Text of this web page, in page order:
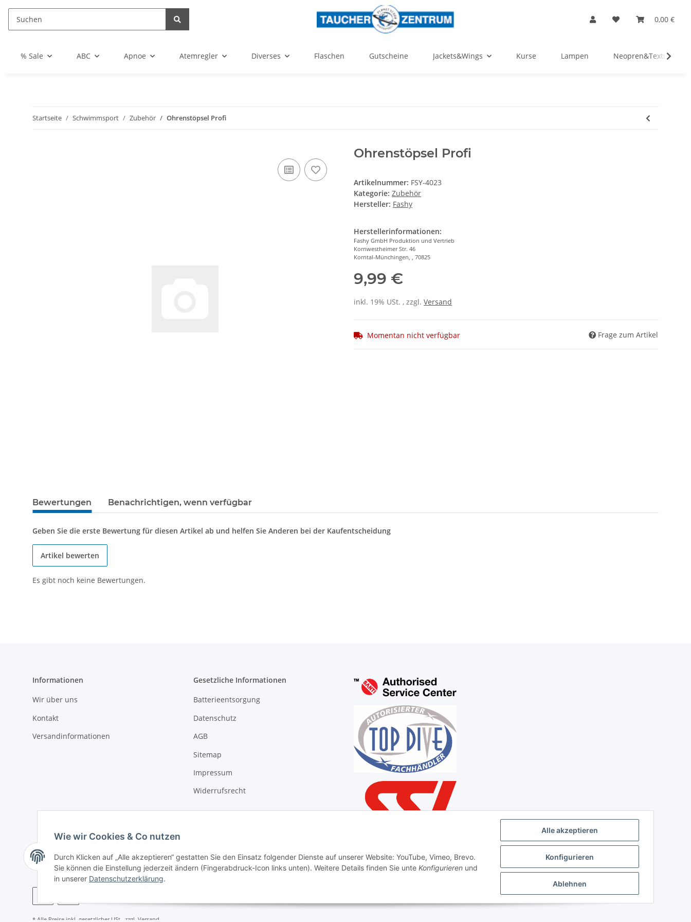
0,00 €
% Sale ABC Apnoe Atemregler Diverses Flaschen Gutscheine Jackets&Wings Kurse Lampen Neopren&Textil
Startseite Schwimmsport Zubehör Ohrenstöpsel Profi
Ohrenstöpsel Profi
Artikelnummer: FSY-4023
Kategorie: Zubehör
Hersteller: Fashy
Herstellerinformationen:
Fashy GmbH Produktion und Vertrieb
Kornwestheimer Str. 46
Korntal-Münchingen, , 70825
9,99 €
inkl. 19% USt. , zzgl. Versand
Momentan nicht verfügbar Frage zum Artikel
Bewertungen Benachrichtigen, wenn verfügbar
Geben Sie die erste Bewertung für diesen Artikel ab und helfen Sie Anderen bei der Kaufentscheidung
Artikel bewerten
Es gibt noch keine Bewertungen.
Informationen
Wir über uns
Kontakt
Versandinformationen
Gesetzliche Informationen
Batterieentsorgung
Datenschutz
AGB
Sitemap
Impressum
Widerrufsrecht
Vertrag widerrufen
* Alle Preise inkl. gesetzlicher USt., zzgl. Versand
Wie wir Cookies & Co nutzen
Durch Klicken auf „Alle akzeptieren“ gestatten Sie den Einsatz folgender Dienste auf unserer Website: YouTube, Vimeo, Brevo.
Sie können die Einstellung jederzeit ändern (Fingerabdruck-Icon links unten). Weitere Details finden Sie unte Konfigurieren und
in unserer Datenschutzerklärung.
Alle akzeptieren
Konfigurieren
Ablehnen